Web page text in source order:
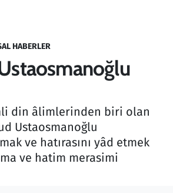
HABERLER
din âlimlerinden biri olan
Ustaosmanoğlu
ve hatırasını yâd etmek
ve hatim merasimi